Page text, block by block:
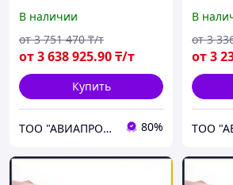
В наличии
от3 638 925.90₸/т
от 3 751 470 ₸/т
Купить
ТОО "АВИАПРОМСТАЛЬ" 80%
В
от3
от 3